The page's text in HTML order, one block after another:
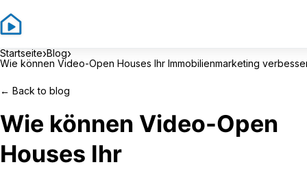
Startseite›Blog›
Wie können Video-Open Houses Ihr Immobilienmarketing
← Back to blog
Wie können Video-Open
Houses Ihr